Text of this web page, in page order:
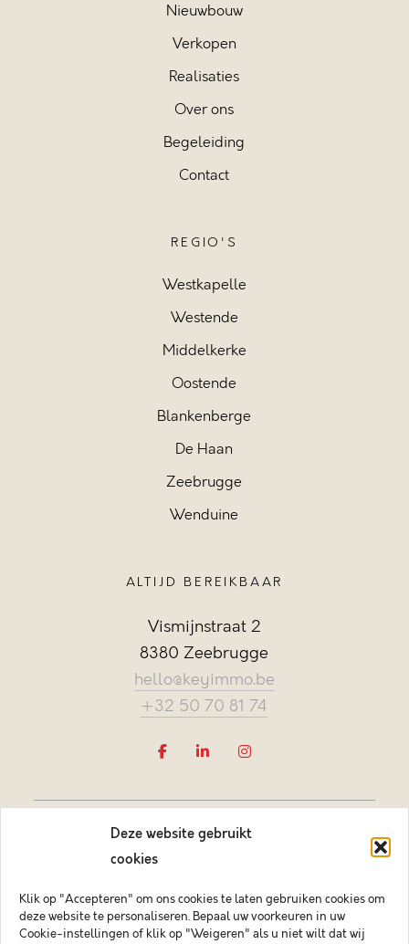
Deze website gebruikt
cookies
Klik op "Accepteren" om ons cookies te laten gebruiken cookies om
deze website te personaliseren. Bepaal uw voorkeuren in uw
Cookie-instellingen of klik op "Weigeren" als u niet wilt dat wij
Nieuwbouw
Verkopen
Realisaties
Over ons
Begeleiding
Contact
REGIO'S
Westkapelle
Westende
Middelkerke
Oostende
Blankenberge
De Haan
Zeebrugge
Wenduine
ALTIJD BEREIKBAAR
Vismijnstraat 2
8380 Zeebrugge
hello@keyimmo.be
+32 50 70 81 74
Vastgoedmakelaar-bemiddelaar BIV België BIV 505084